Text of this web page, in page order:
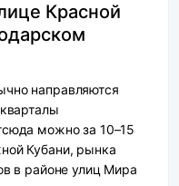
Красной
направляются
можно за 10–15
Кубани, рынка
в районе улиц Мира